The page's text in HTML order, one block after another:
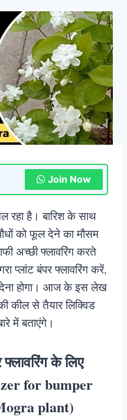
Join Now
रहा है। बारिश के साथ
को फूल देने का मौसम
अच्छी फ्लावरिंग करते
प्लांट बंपर फ्लावरिंग करें,
होगा। आज के इस लेख
कील से तैयार लिक्विड
में बताएंगे।
फ्लावरिंग के लिए
for bumper
plant)